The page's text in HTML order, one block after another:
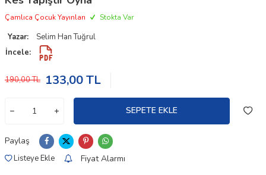
Çamlıca Çocuk Yayınları Stokta Var
Yazar:
Selim Han Tuğrul
İncele:
190,00TL 133,00TL
SEPETE EKLE
Paylaş
Listeye Ekle Fiyat Alarmı